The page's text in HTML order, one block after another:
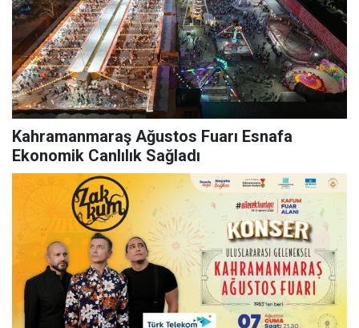
Kahramanmaraş Ağustos Fuarı Esnafa
Ekonomik Canlılık Sağladı